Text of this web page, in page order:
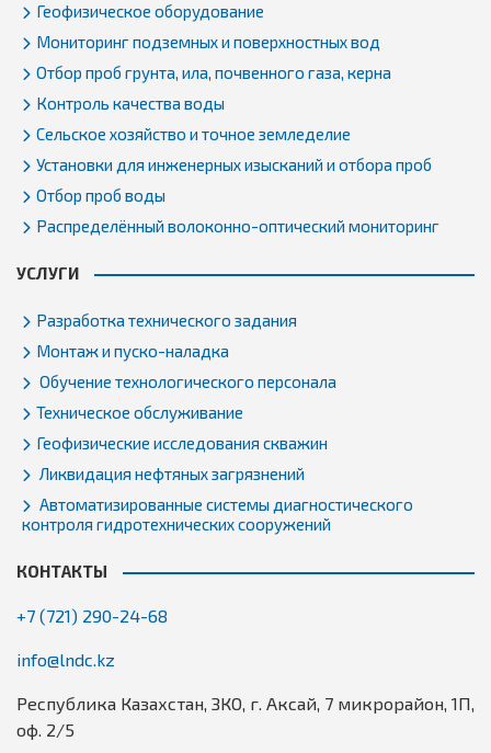
Геофизическое оборудование
Мониторинг подземных и поверхностных вод
Отбор проб грунта, ила, почвенного газа, керна
Контроль качества воды
Сельское хозяйство и точное земледелие
Установки для инженерных изысканий и отбора проб
Отбор проб воды
Распределённый волоконно-оптический мониторинг
УСЛУГИ
Разработка технического задания
Монтаж и пуско-наладка
Обучение технологического персонала
Техническое обслуживание
Геофизические исследования скважин
Ликвидация нефтяных загрязнений
Автоматизированные системы диагностического
контроля гидротехнических сооружений
КОНТАКТЫ
+7 (721) 290-24-68
info@lndc.kz
Республика Казахстан, ЗКО, г. Аксай, 7 микрорайон, 1П,
оф. 2/5